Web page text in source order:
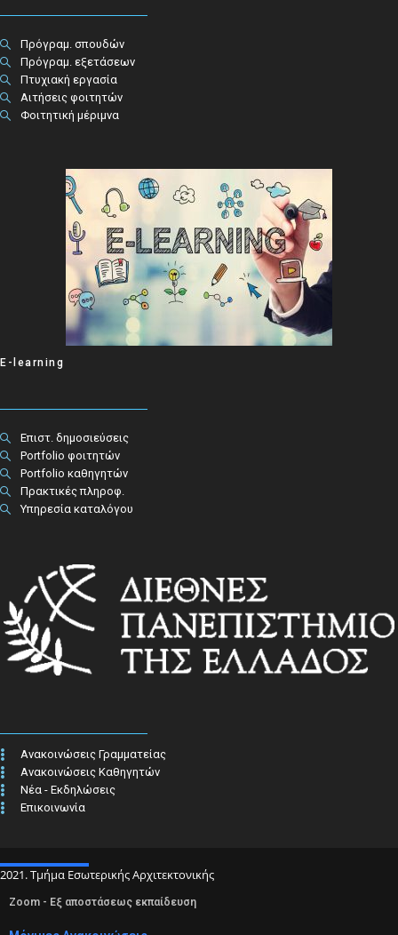
Πρόγραμ. σπουδών
Πρόγραμ. εξετάσεων
Πτυχιακή εργασία
Αιτήσεις φοιτητών
Φοιτητική μέριμνα
E-learning
Επιστ. δημοσιεύσεις
Portfolio φοιτητών
Portfolio καθηγητών
Πρακτικές πληροφ.​
Υπηρεσία καταλόγου
Ανακοινώσεις Γραμματείας
Ανακοινώσεις Καθηγητών
Νέα - Εκδηλώσεις
Επικοινωνία
2021. Τμήμα Εσωτερικής Αρχιτεκτονικής
Zoom - Εξ αποστάσεως εκπαίδευση